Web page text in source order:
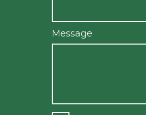
Message